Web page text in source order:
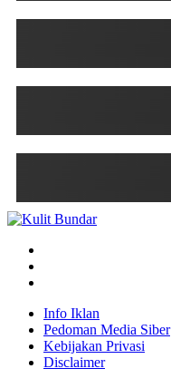
Info Iklan
Pedoman Media Siber
Kebijakan Privasi
Disclaimer